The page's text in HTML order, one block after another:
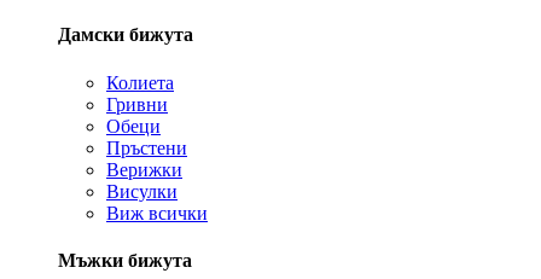
Дамски бижута
Колиета
Гривни
Обеци
Пръстени
Верижки
Висулки
Виж всички
Мъжки бижута